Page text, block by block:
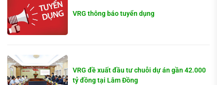
VRG thông báo tuyển dụng
VRG đề xuất đầu tư chuỗi dự án gần 42.000
tỷ đồng tại Lâm Đồng